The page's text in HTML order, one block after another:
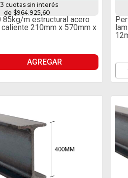
3 cuotas sin interés
de $964.925,60
85kg/m estructural acero
caliente 210mm x 570mm x
AGREGAR